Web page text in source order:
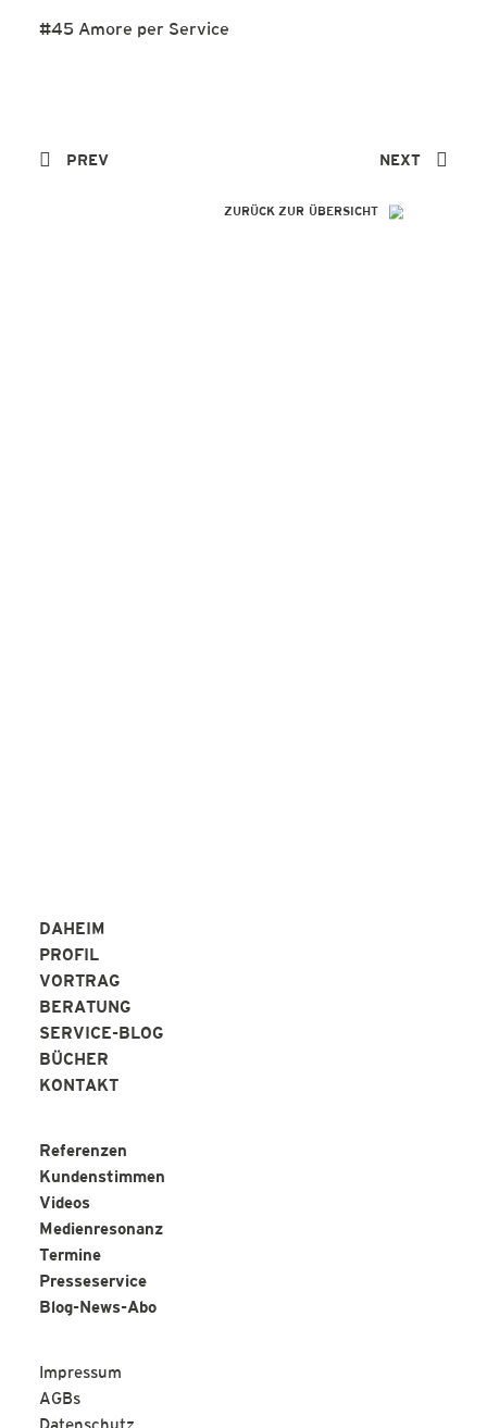
#45 Amore per Service
PREV NEXT
ZURÜCK ZUR ÜBERSICHT
DAHEIM
PROFIL
VORTRAG
BERATUNG
SERVICE-BLOG
BÜCHER
KONTAKT
Referenzen
Kundenstimmen
Videos
Medienresonanz
Termine
Presseservice
Blog-News-Abo
Impressum
AGBs